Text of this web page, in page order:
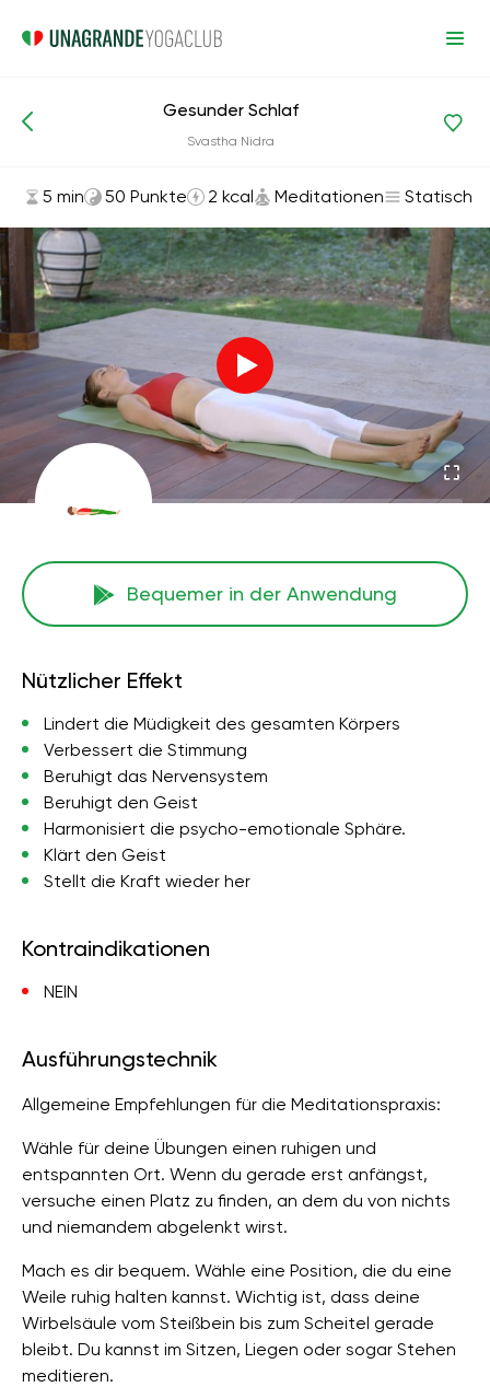
Asanas und Übungen Meditationen
Gesunder Schlaf
Svastha Nidra
5 min 50 Punkte 2 kcal Meditationen Statisch
Bequemer in der Anwendung
Nützlicher Effekt
Lindert die Müdigkeit des gesamten Körpers
Verbessert die Stimmung
Beruhigt das Nervensystem
Beruhigt den Geist
Harmonisiert die psycho-emotionale Sphäre.
Klärt den Geist
Stellt die Kraft wieder her
Kontraindikationen
NEIN
Ausführungstechnik
Allgemeine Empfehlungen für die Meditationspraxis:
Wähle für deine Übungen einen ruhigen und
entspannten Ort. Wenn du gerade erst anfängst,
versuche einen Platz zu finden, an dem du von nichts
und niemandem abgelenkt wirst.
Mach es dir bequem. Wähle eine Position, die du eine
Weile ruhig halten kannst. Wichtig ist, dass deine
Wirbelsäule vom Steißbein bis zum Scheitel gerade
bleibt. Du kannst im Sitzen, Liegen oder sogar Stehen
meditieren.